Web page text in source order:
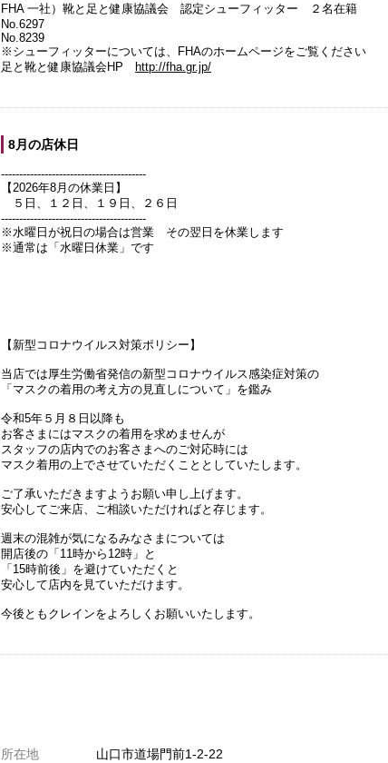
FHA 一社）靴と足と健康協議会 認定シューフィッター ２名在籍
No.6297
No.8239
※シューフィッターについては、FHAのホームページをご覧ください
足と靴と健康協議会HP
http://fha.gr.jp/
8月の店休日
----------------------------------------
【2026年8月の休業日】
５日、１２日、１９日、２６日
----------------------------------------
※水曜日が祝日の場合は営業 その翌日を休業します
※通常は「水曜日休業」です
【新型コロナウイルス対策ポリシー】
当店では厚生労働省発信の新型コロナウイルス感染症対策の
「マスクの着用の考え方の見直しについて」を鑑み
令和5年５月８日以降も
お客さまにはマスクの着用を求めませんが
スタッフの店内でのお客さまへのご対応時には
マスク着用の上でさせていただくこととしていたします。
ご了承いただきますようお願い申し上げます。
安心してご来店、ご相談いただければと存じます。
週末の混雑が気になるみなさまについては
開店後の「11時から12時」と
「15時前後」を避けていただくと
安心して店内を見ていただけます。
今後ともクレインをよろしくお願いいたします。
共通駐車券加盟店
所在地
山口市道場門前1-2-22